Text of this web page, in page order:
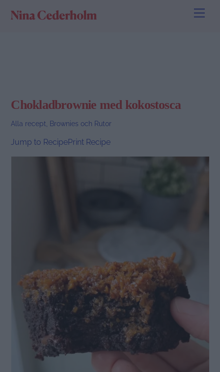
Chokladbrownie med kokostosca
Alla recept Brownies och Rutor
Jump to RecipePrint Recipe